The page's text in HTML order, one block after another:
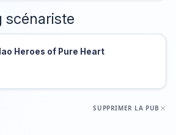
scénariste
Heroes of Pure Heart
SUPPRIMER LA PUB